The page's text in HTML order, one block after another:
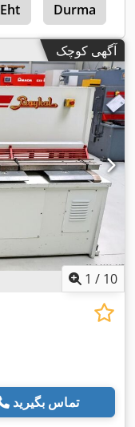
Eht Durma
آگهی کوچک
1 / 10
تماس بگیرید